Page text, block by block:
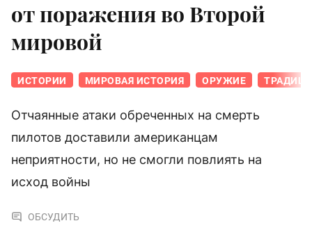
от поражения во Второй
мировой
ИСТОРИИ МИРОВАЯ ИСТОРИЯ ОРУЖИЕ
Отчаянные атаки обреченных на смерть
пилотов доставили американцам
неприятности, но не смогли повлиять на
исход войны
ОБСУДИТЬ